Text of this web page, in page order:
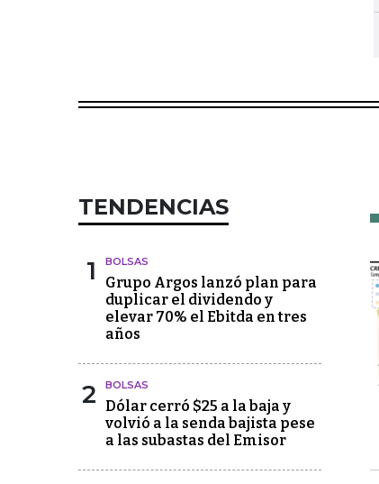
TENDENCIAS
1 BOLSAS
Grupo Argos lanzó plan para
duplicar el dividendo y
elevar 70% el Ebitda en tres
años
2 BOLSAS
Dólar cerró $25 a la baja y
volvió a la senda bajista pese
a las subastas del Emisor